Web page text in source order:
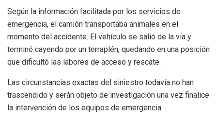
Según la información facilitada por los servicios de
emergencia, el camión transportaba animales en el
momento del accidente. El vehículo se salió de la vía y
terminó cayendo por un terraplén, quedando en una posición
que dificultó las labores de acceso y rescate.
Las circunstancias exactas del siniestro todavía no han
trascendido y serán objeto de investigación una vez finalice
la intervención de los equipos de emergencia.